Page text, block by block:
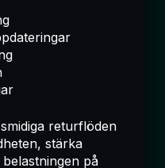
returflöden
stärka
på